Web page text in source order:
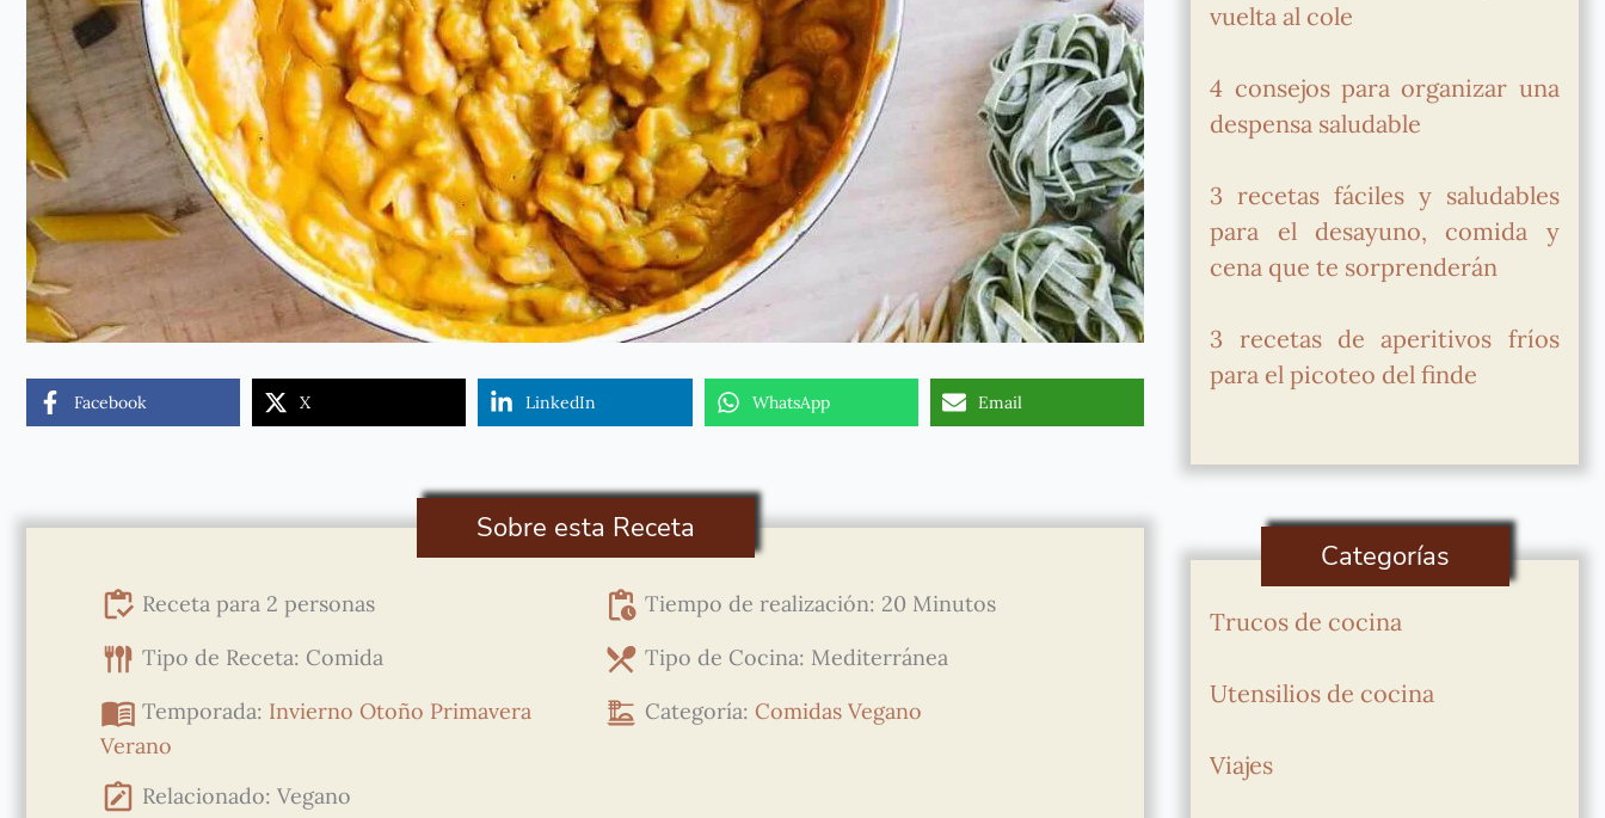
Facebook X LinkedIn WhatsApp Email
Sobre esta Receta
Receta para 2 personas
Tiempo de realización: 20 Minutos
Tipo de Receta: Comida
Tipo de Cocina: Mediterránea
Temporada: Invierno Otoño Primavera
Verano
Categoría: Comidas Vegano
Relacionado: Vegano
vuelta al cole
4 consejos para organizar una
despensa saludable
3 recetas fáciles y saludables
para el desayuno, comida y
cena que te sorprenderán
3 recetas de aperitivos fríos
para el picoteo del finde
Categorías
Trucos de cocina
Utensilios de cocina
Viajes